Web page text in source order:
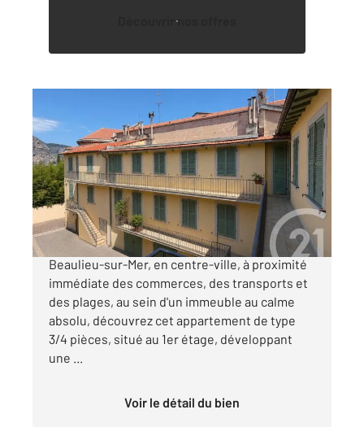
Découvrir nos offres
BEAULIEU SUR MER 06
53,70 m
, 3 pièces
Ref : 5617
Appartement F1 à vendre
283 000 €
Beaulieu-sur-Mer Centre-ville Au cœur de
Beaulieu-sur-Mer, en centre-ville, à proximité
immédiate des commerces, des transports et
des plages, au sein d'un immeuble au calme
absolu, découvrez cet appartement de type
3/4 pièces, situé au 1er étage, développant
une ...
Voir le détail du bien